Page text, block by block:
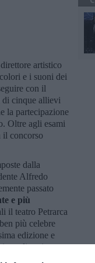
artistico
e i suoni dei
con il
di cinque allievi
la partecipazione
Oltre agli esami
il concorso
dalla
Alfredo
passato
e più
il teatro Petrarca
più celebre
edizione e
di cori